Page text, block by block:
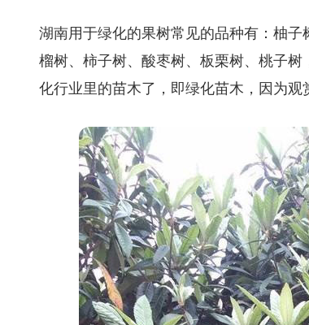
湖南用于绿化的果树常见的品种有：柚
榴树、柿子树、酸枣树、板栗树、桃子树
化行业里的苗木了，即绿化苗木，因为观